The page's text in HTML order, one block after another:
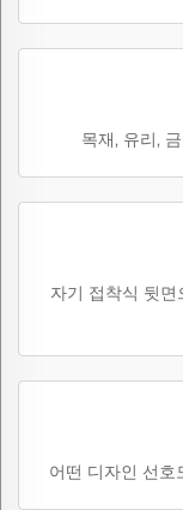
목재, 유리,
자기 접착식 뒷
어떤 디자인 선호